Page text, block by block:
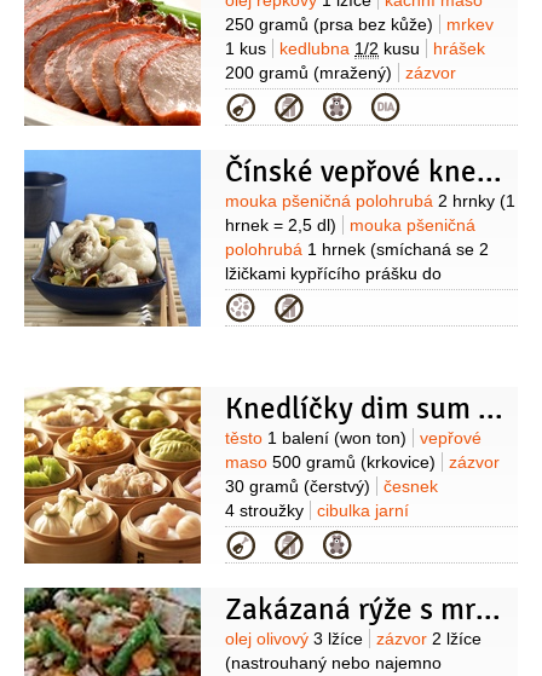
250 gramů (prsa bez kůže)
mrkev
1 kus
kedlubna 1/2 kusu
hrášek
200 gramů (mražený)
zázvor
(čerstvý, asi 2 cm)
sójová omáčka
2 lžíce
ústřicová omáčka
najemno nasekaný)
Kategorie
Čínské vepřové knedlíčky
Suroviny
mouka pšeničná polohrubá 2 hrnky (1
hrnek = 2,5 dl)
mouka pšeničná
polohrubá 1 hrnek (smíchaná se 2
lžičkami kypřícího prášku do
pečiva)
voda
krystal60 gramů (jemný)
sádlo
vepřové maso
250 gramů
(panenka)
cibulka jarní 2 kusy
voda
1/4hrnku
sójová omáčka
1 lžíce
sherry suché1 lžíce
moučka
kukuřičná (škrob)2 lžičky
zázvor
1 lžička (čerstvý, nastrouhaný)
1 lžička
olej1 lžička
Kategorie
Knedlíčky dim sum s vepřovým masem a zázvorem
Suroviny
těsto 1 balení (won ton)
vepřové
maso 500 gramů (krkovice)
zázvor
30 gramů (čerstvý)
česnek
4 stroužky
cibulka jarní
2 kusy
petržel hladkolistá
1 svazek
sójová omáčka sůl pepř
Kategorie
Zakázaná rýže s mrkví a brusinkami
Suroviny
olej olivový 3 lžíce zázvor 2 lžíce
(nastrouhaný nebo najemno